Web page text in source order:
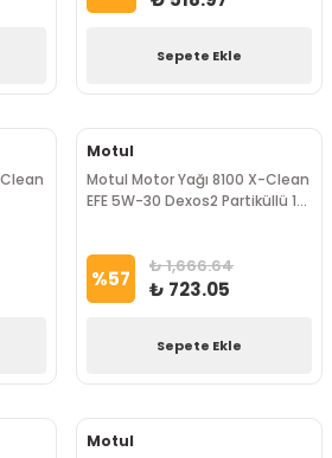
Sepete Ekle
Motul
Motul Motor Yağı 8100 X-Clean
EFE 5W-30 Dexos2 Partiküllü 1
%57 ₺ 1,666.64
₺ 723.05
Sepete Ekle
Motul